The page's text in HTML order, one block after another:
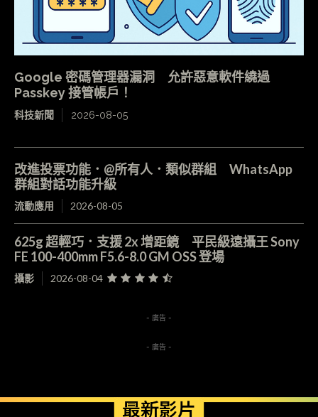
Google 密碼管理器漏洞 允許惡意軟件繞過
Passkey 接管帳戶！
科技新聞 2026-08-05
改進投票功能．@所有人．類似群組 WhatsApp
群組對話功能升級
流動應用 2026-08-05
625g 超輕巧．支援 2x 增距鏡 平民級遠攝王 Sony
FE 100-400mm F5.6-8.0 GM OSS 登場
攝影 2026-08-04
- 廣告 -
- 廣告 -
最新影片